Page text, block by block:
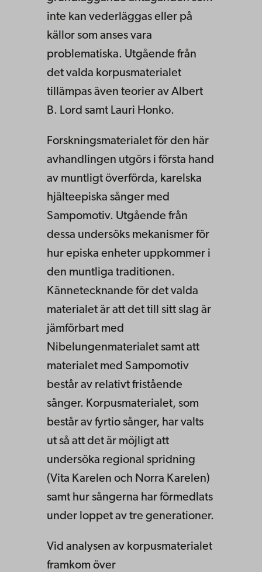
inte kan vederläggas eller på
källor som anses vara
problematiska. Utgående från
det valda korpusmaterialet
tillämpas även teorier av Albert
B. Lord samt Lauri Honko.
Forskningsmaterialet för den här
avhandlingen utgörs i första hand
av muntligt överförda, karelska
hjälteepiska sånger med
Sampomotiv. Utgående från
dessa undersöks mekanismer för
hur episka enheter uppkommer i
den muntliga traditionen.
Kännetecknande för det valda
materialet är att det till sitt slag är
jämförbart med
Nibelungenmaterialet samt att
materialet med Sampomotiv
består av relativt fristående
sånger. Korpusmaterialet, som
består av fyrtio sånger, har valts
ut så att det är möjligt att
undersöka regional spridning
(Vita Karelen och Norra Karelen)
samt hur sångerna har förmedlats
under loppet av tre generationer.
Vid analysen av korpusmaterialet
framkom över